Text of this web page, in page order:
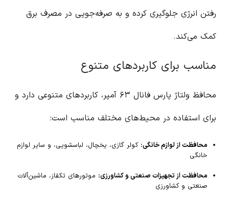
رفتن انرژی جلوگیری کرده و به صرفه‌جویی در مصرف برق
کمک می‌کند.
مناسب برای کاربردهای متنوع
محافظ ولتاژ پارس فانال ۶۳ آمپر، کاربردهای متنوعی دارد و
برای استفاده در محیط‌های مختلف مناسب است:
محافظت از لوازم خانگی: کولر گازی، یخچال، لباسشویی، و سایر لوازم
خانگی
محافظت از تجهیزات صنعتی و کشاورزی: موتورهای تکفاز، ماشین‌آلات
صنعتی و کشاورزی